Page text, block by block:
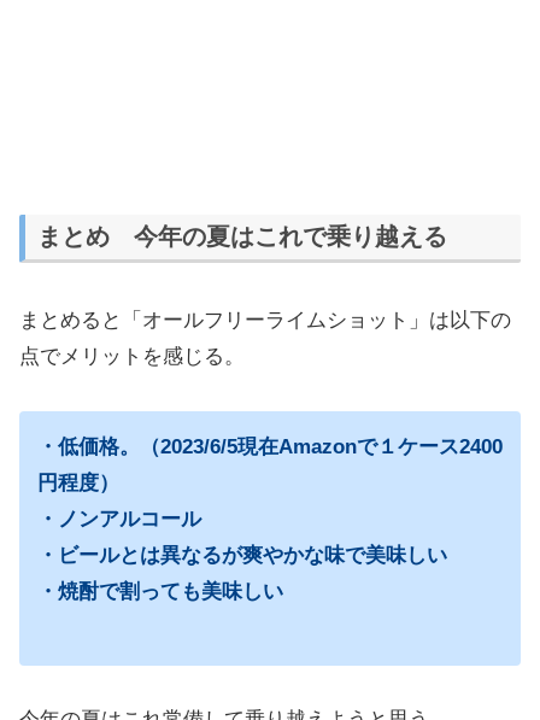
まとめ 今年の夏はこれで乗り越える
まとめると「オールフリーライムショット」は以下の
点でメリットを感じる。
・低価格。（2023/6/5現在Amazonで１ケース2400
円程度）
・ノンアルコール
・ビールとは異なるが爽やかな味で美味しい
・焼酎で割っても美味しい